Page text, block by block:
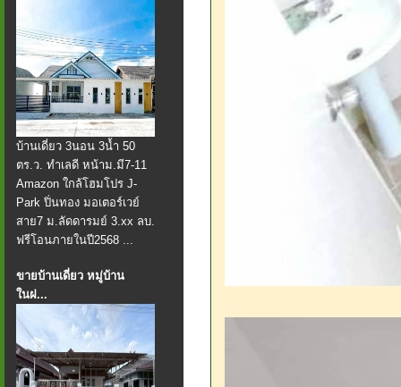
บ้านเดี่ยว 3นอน 3น้ำ 50
ตร.ว. ทำเลดี หน้าม.มี7-11
Amazon ใกล้โฮมโปร J-
Park ปิ่นทอง มอเตอร์เวย์
สาย7 ม.ลัดดารมย์ 3.xx ลบ.
ฟรีโอนภายในปี2568 ...
ขายบ้านเดี่ยว หมู่บ้าน
ในฝ...